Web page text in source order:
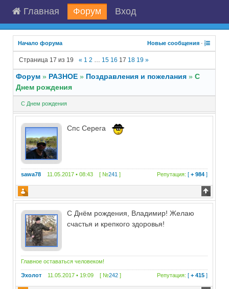
Главная Форум Вход
Начало форума Новые сообщения ·
Страница 17 из 19 « 1 2 … 15 16 17 18 19 »
Форум » РАЗНОЕ » Поздравления и пожелания » С
Днем рождения
С Днем рождения
Спс Серега
sawa78 11.05.2017 • 08:43 [ №241 ] Репутация: [+ 984 ]
С Днём рождения, Владимир! Желаю
счастья и крепкого здоровья!
Главное оставаться человеком!
Эхолот 11.05.2017 • 19:09 [ №242 ] Репутация: [+ 415 ]